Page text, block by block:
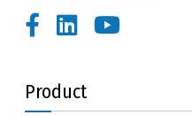
Product